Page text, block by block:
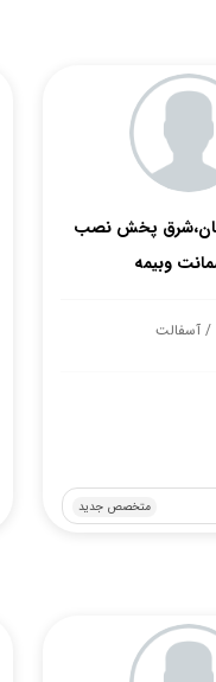
پخش نصب
وبیمه
/ آسفالت
متخصص جدید